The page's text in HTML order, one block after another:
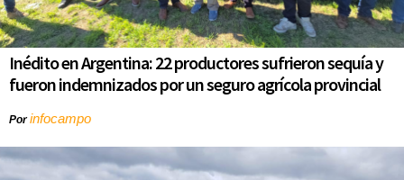
Inédito en Argentina: 22 productores sufrieron sequía y
fueron indemnizados por un seguro agrícola provincial
Porinfocampo